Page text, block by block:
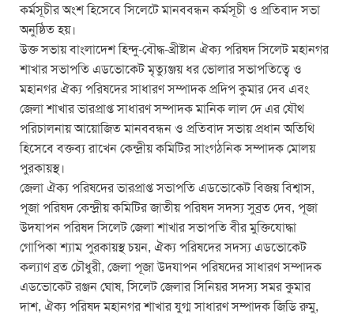
কর্মসূচীর অংশ হিসেবে সিলেটে মানববন্ধন কর্মসূচী ও প্রতিবাদ সভা
অনুষ্ঠিত হয়।
উক্ত সভায় বাংলাদেশ হিন্দু-বৌদ্ধ-খ্রীষ্টান ঐক্য পরিষদ সিলেট মহানগর
শাখার সভাপতি এডভোকেট মৃত্যুঞ্জয় ধর ভোলার সভাপতিত্বে ও
মহানগর ঐক্য পরিষদের সাধারণ সম্পাদক প্রদিপ কুমার দেব এবং
জেলা শাখার ভারপ্রাপ্ত সাধারণ সম্পাদক মানিক লাল দে এর যৌথ
পরিচালনায় আয়োজিত মানববন্ধন ও প্রতিবাদ সভায় প্রধান অতিথি
হিসেবে বক্তব্য রাখেন কেন্দ্রীয় কমিটির সাংগঠনিক সম্পাদক মোলয়
পুরকায়স্থ।
জেলা ঐক্য পরিষদের ভারপ্রাপ্ত সভাপতি এডভোকেট বিজয় বিশ্বাস,
পূজা পরিষদ কেন্দ্রীয় কমিটির জাতীয় পরিষদ সদস্য সুব্রত দেব, পূজা
উদযাপন পরিষদ সিলেট জেলা শাখার সভাপতি বীর মুক্তিযোদ্ধা
গোপিকা শ্যাম পুরকায়স্থ চয়ন, ঐক্য পরিষদের সদস্য এডভোকেট
কল্যাণ ব্রত চৌধুরী, জেলা পূজা উদযাপন পরিষদের সাধারণ সম্পাদক
এডভোকেট রঞ্জন ঘোষ, সিলেট জেলার সিনিয়র সদস্য সমর কুমার
দাশ, ঐক্য পরিষদ মহানগর শাখার যুগ্ম সাধারণ সম্পাদক জিডি রুমু,